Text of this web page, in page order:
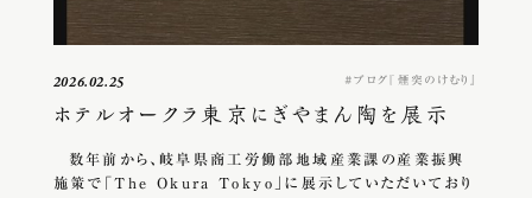
2026.02.25 ブログ『煙突のけむり』
ホテルオークラ東京にぎやまん陶を展示
数年前から、岐阜県商工労働部地域産業課の産業振興
施策で「The Okura Tokyo」に展示していただいており